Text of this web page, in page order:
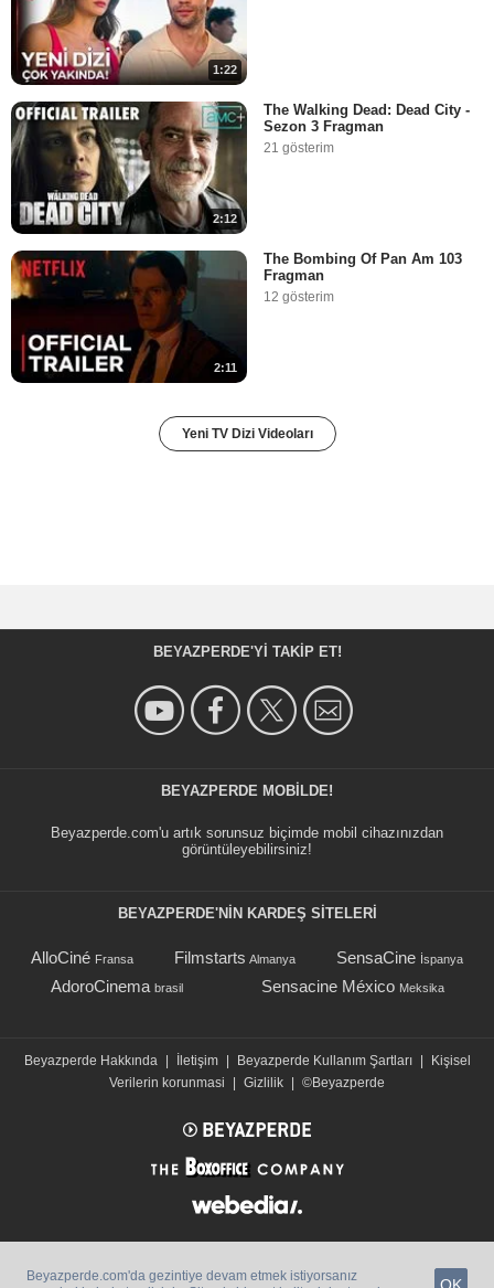
1:22
2:12
The Walking Dead: Dead City -
Sezon 3 Fragman
21 gösterim
2:11
The Bombing Of Pan Am 103
Fragman
12 gösterim
Yeni TV Dizi Videoları
BEYAZPERDE'YI TAKIP ET!
BEYAZPERDE MOBILDE!
Beyazperde.com'u artık sorunsuz biçimde mobil cihazınızdan
görüntüleyebilirsiniz!
BEYAZPERDE'NIN KARDEŞ SİTELERİ
AlloCiné Fransa Filmstarts Almanya SensaCine İspanya
AdoroCinema brasil Sensacine México Meksika
Beyazperde Hakkında İletişim Beyazperde Kullanım Şartları
Kişisel
Verilerin korunmasi
Gizlilik ©Beyazperde
Beyazperde.com'da gezintiye devam etmek istiyorsanız